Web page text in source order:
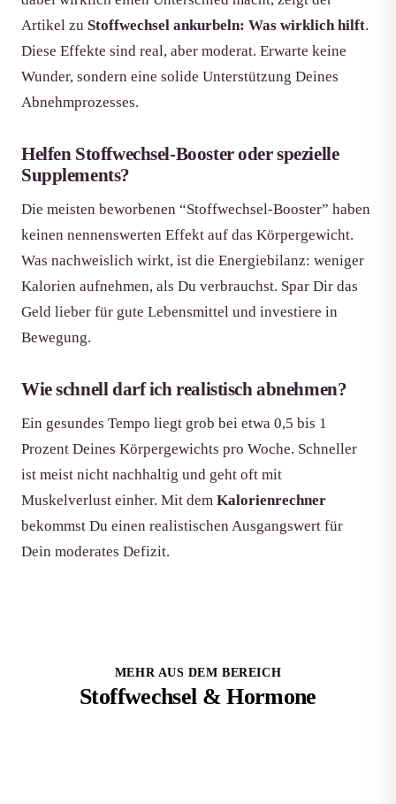
Artikel zu Stoffwechsel ankurbeln: Was wirklich hilft.
Diese Effekte sind real, aber moderat. Erwarte keine
Wunder, sondern eine solide Unterstützung Deines
Abnehmprozesses.
Helfen Stoffwechsel-Booster oder spezielle
Supplements?
Die meisten beworbenen “Stoffwechsel-Booster” haben
keinen nennenswerten Effekt auf das Körpergewicht.
Was nachweislich wirkt, ist die Energiebilanz: weniger
Kalorien aufnehmen, als Du verbrauchst. Spar Dir das
Geld lieber für gute Lebensmittel und investiere in
Bewegung.
Wie schnell darf ich realistisch abnehmen?
Ein gesundes Tempo liegt grob bei etwa 0,5 bis 1
Prozent Deines Körpergewichts pro Woche. Schneller
ist meist nicht nachhaltig und geht oft mit
Muskelverlust einher. Mit dem Kalorienrechner
bekommst Du einen realistischen Ausgangswert für
Dein moderates Defizit.
MEHR AUS DEM BEREICH
Stoffwechsel & Hormone